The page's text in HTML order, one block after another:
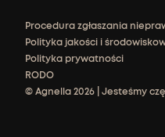
Procedura zgłaszania
Polityka jakości i
Polityka prywatności
RODO
© Agnella 2026 | Jesteśmy